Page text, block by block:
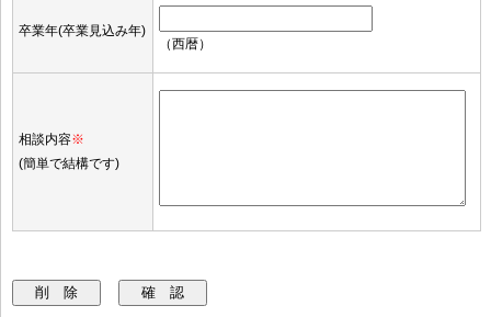
卒業年(卒業見込み年)
（西暦）
相談内容※
(簡単で結構です)